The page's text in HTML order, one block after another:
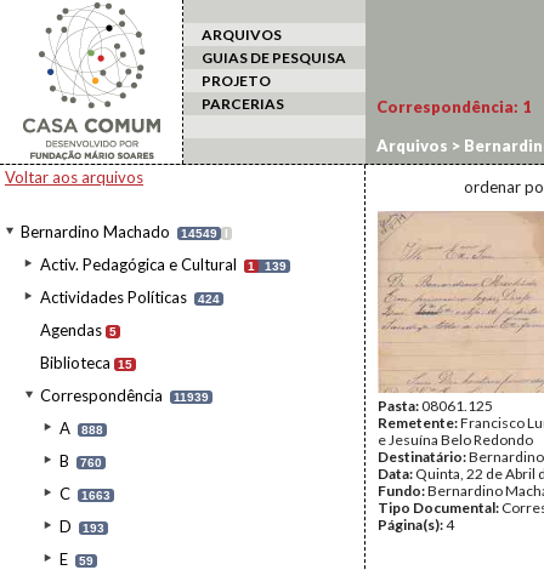
ARQUIVOS
GUIAS DE PESQUISA
PROJETO
PARCERIAS
Voltar aos arquivos
Bernardino Machado 14549 I
Activ. Pedagógica e Cultural 1 139
Actividades Políticas 424
Agendas 5
Biblioteca 15
Correspondência 11939
A 888
B 760
C 1663
D 193
E 59
Correspondência: 1
Arquivos >
ordenar
Pasta:08061.125
Remetente:Francisco
e Jesuína Belo Redondo
Destinatário:
Data: Quinta, 22 de Abril
Fundo:Bernardino
Tipo Documental:
Página(s):4